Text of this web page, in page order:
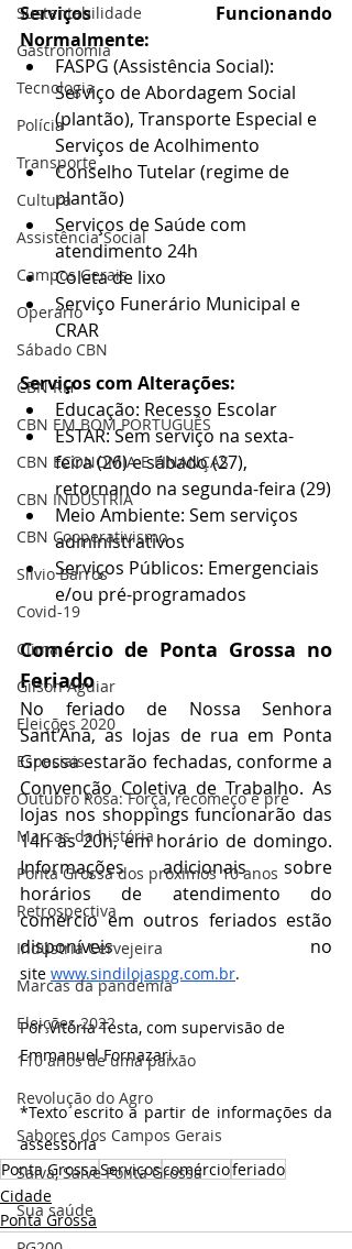
Sustentabilidade
Gastronomia
Tecnologia
Polícia
Transporte
Cultura
Assistência Social
Campos Gerais
Operário
Sábado CBN
CBN RH
CBN EM BOM PORTUGUÊS
CBN ECONOMIA E FINANÇAS
CBN INDÚSTRIA
CBN Cooperativismo
Silvio Barros
Covid-19
Clima
Gilson Aguiar
Eleições 2020
Especiais
Outubro Rosa: Força, recomeço e pre
Marcas da história
Ponta Grossa dos próximos 10 anos
Retrospectiva
Indústria Cervejeira
Marcas da pandemia
Eleições 2022
110 anos de uma paixão
Revolução do Agro
Sabores dos Campos Gerais
Salva, Salve Ponta Grossa
Sua saúde
Serviços Funcionando
Normalmente:
FASPG (Assistência Social):
Serviço de Abordagem Social
(plantão), Transporte Especial e
Serviços de Acolhimento
Conselho Tutelar (regime de
plantão)
Serviços de Saúde com
atendimento 24h
Coleta de lixo
Serviço Funerário Municipal e
CRAR
Serviços com Alterações:
Educação: Recesso Escolar
ESTAR: Sem serviço na sexta-
feira (26) e sábado (27),
retornando na segunda-feira (29)
Meio Ambiente: Sem serviços
administrativos
Serviços Públicos: Emergenciais
e/ou pré-programados
Comércio de Ponta Grossa no
Feriado
No feriado de Nossa Senhora
Sant’Ana, as lojas de rua em Ponta
Grossa estarão fechadas, conforme a
Convenção Coletiva de Trabalho. As
lojas nos shoppings funcionarão das
14h às 20h, em horário de domingo.
Informações adicionais sobre
horários de atendimento do
comércio em outros feriados estão
site www.sindilojaspg.com.br.
Por Vitória Testa, com supervisão de
Emmanuel Fornazari
*Texto escrito a partir de informações da
assessoria
Ponta GrossaServiçoscomércioferiado
Cidade
Ponta Grossa